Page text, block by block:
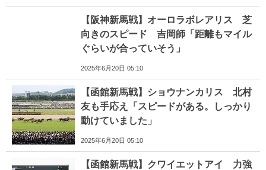
【阪神新馬戦】オーロラボレアリス 芝
向きのスピード 吉岡師「距離もマイル
ぐらいが合っていそう」
2025年6月20日 05:10
【函館新馬戦】ショウナンカリス 北村
友も手応え「スピードがある。しっかり
動けていました」
2025年6月20日 05:10
【函館新馬戦】クワイエットアイ 力強